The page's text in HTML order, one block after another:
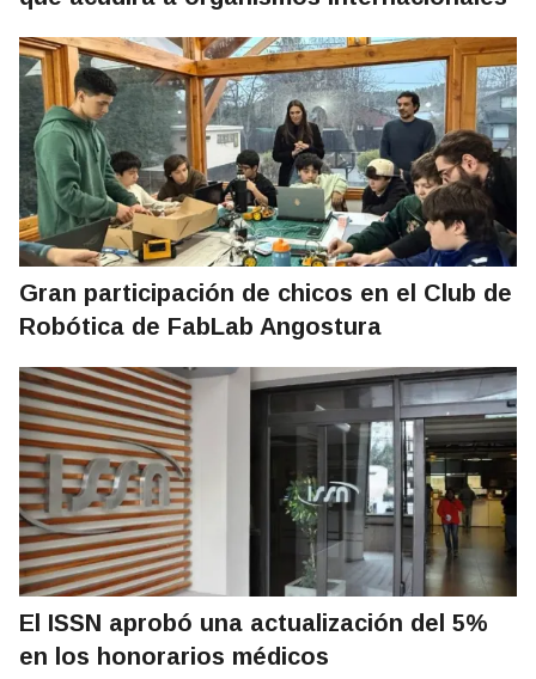
Gran participación de chicos en el Club de
Robótica de FabLab Angostura
El ISSN aprobó una actualización del 5%
en los honorarios médicos